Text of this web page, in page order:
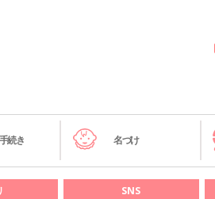
続き 名づけ
SNS